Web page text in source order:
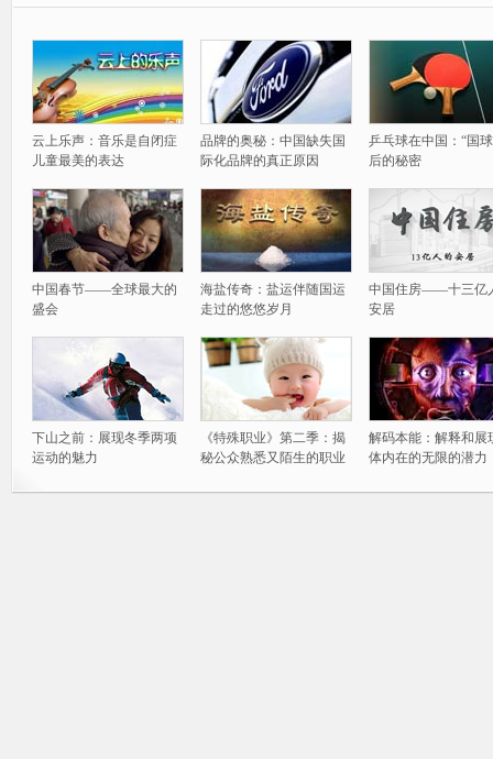
云上乐声：音乐是自闭症
儿童最美的表达
品牌的奥秘：中国缺失国
际化品牌的真正原因
乒乓球在中国：“国
后的秘密
中国春节——全球最大的
盛会
海盐传奇：盐运伴随国运
走过的悠悠岁月
中国住房——十三亿
安居
下山之前：展现冬季两项
运动的魅力
《特殊职业》第二季：揭
秘公众熟悉又陌生的职业
解码本能：解释和展
体内在的无限的潜力